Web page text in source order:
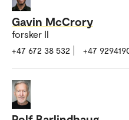
Gavin McCrory
forsker II
+47 672 38 532 +47